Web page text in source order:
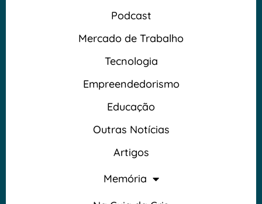
Podcast
Mercado de Trabalho
Tecnologia
Empreendedorismo
Educação
Outras Notícias
Artigos
Memória